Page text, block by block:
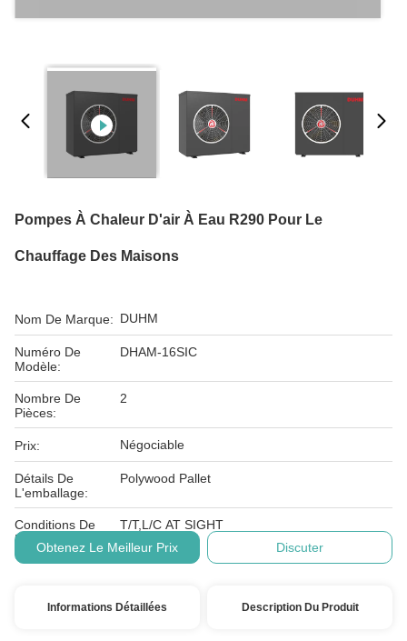
Pompes À Chaleur D'air À Eau R290 Pour Le
Chauffage Des Maisons
Nom De Marque: DUHM
Numéro De
Modèle:
DHAM-16SIC
Nombre De
Pièces:
2
Prix: Négociable
Détails De
L'emballage:
Polywood Pallet
Conditions De
Paiement:
T/T,L/C AT SIGHT
Obtenez Le Meilleur Prix
Discuter
Informations Détaillées Description Du Produit